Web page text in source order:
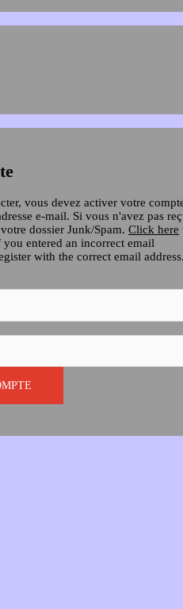
vous devez activer votre
e-mail. Si vous n'avez pas
dossier Junk/Spam. Click here
entered an incorrect email
with the correct email